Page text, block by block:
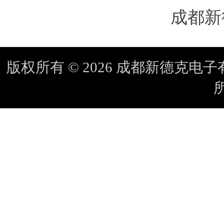
成都新德克电
版权所有 © 2026 成都新德克电